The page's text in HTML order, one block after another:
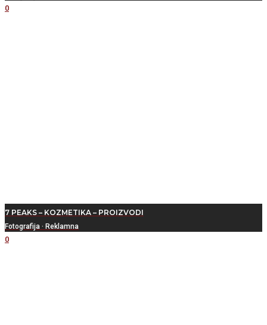
0
7 PEAKS – KOZMETIKA – PROIZVODI
Fotografija · Reklamna
0